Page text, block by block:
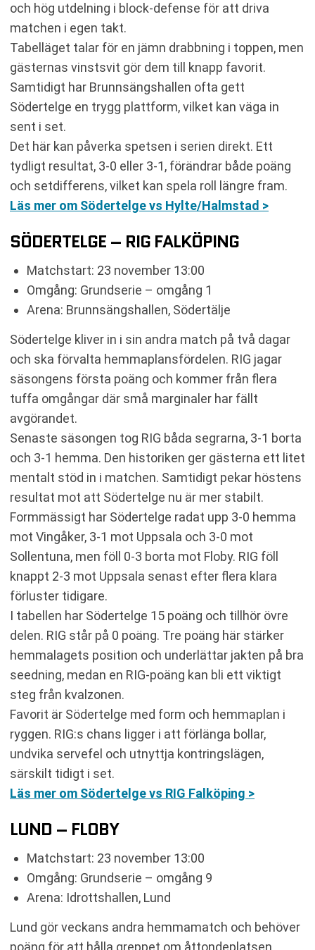
och hög utdelning i block-defense för att driva
matchen i egen takt.
Tabelläget talar för en jämn drabbning i toppen, men
gästernas vinstsvit gör dem till knapp favorit.
Samtidigt har Brunnsängshallen ofta gett
Södertelge en trygg plattform, vilket kan väga in
sent i set.
Det här kan påverka spetsen i serien direkt. Ett
tydligt resultat, 3-0 eller 3-1, förändrar både poäng
och setdifferens, vilket kan spela roll längre fram.
Läs mer om Södertelge vs Hylte/Halmstad >
SÖDERTELGE – RIG FALKÖPING
Matchstart: 23 november 13:00
Omgång: Grundserie – omgång 1
Arena: Brunnsängshallen, Södertälje
Södertelge kliver in i sin andra match på två dagar
och ska förvalta hemmaplansfördelen. RIG jagar
säsongens första poäng och kommer från flera
tuffa omgångar där små marginaler har fällt
avgörandet.
Senaste säsongen tog RIG båda segrarna, 3-1 borta
och 3-1 hemma. Den historiken ger gästerna ett litet
mentalt stöd in i matchen. Samtidigt pekar höstens
resultat mot att Södertelge nu är mer stabilt.
Formmässigt har Södertelge radat upp 3-0 hemma
mot Vingåker, 3-1 mot Uppsala och 3-0 mot
Sollentuna, men föll 0-3 borta mot Floby. RIG föll
knappt 2-3 mot Uppsala senast efter flera klara
förluster tidigare.
I tabellen har Södertelge 15 poäng och tillhör övre
delen. RIG står på 0 poäng. Tre poäng här stärker
hemmalagets position och underlättar jakten på bra
seedning, medan en RIG-poäng kan bli ett viktigt
steg från kvalzonen.
Favorit är Södertelge med form och hemmaplan i
ryggen. RIG:s chans ligger i att förlänga bollar,
undvika servefel och utnyttja kontringslägen,
särskilt tidigt i set.
Läs mer om Södertelge vs RIG Falköping >
LUND – FLOBY
Matchstart: 23 november 13:00
Omgång: Grundserie – omgång 9
Arena: Idrottshallen, Lund
Lund gör veckans andra hemmamatch och behöver
poäng för att hålla greppet om åttondeplatsen.